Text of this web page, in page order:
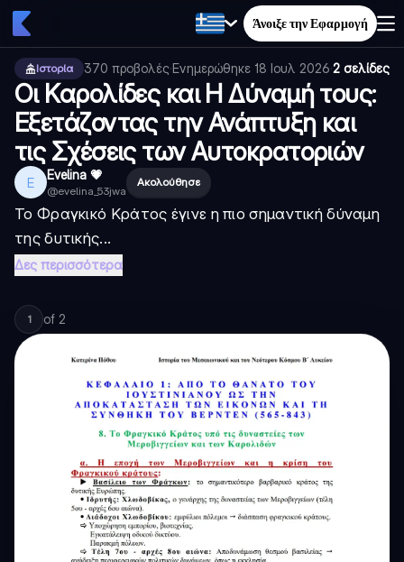
Άνοιξε την Εφαρμογή
Ιστορία 370 προβολές·Ενημερώθηκε 18 Ιουλ 2026·2 σελίδες
Οι Καρολίδες και Η Δύναμή τους:
Εξετάζοντας την Ανάπτυξη και
τις Σχέσεις των Αυτοκρατοριών
E Evelina 💗
@evelina_53jwa
Ακολούθησε
Το Φραγκικό Κράτος έγινε η πιο σημαντική δύναμη
της δυτικής...
Δες περισσότερα
1 of 2